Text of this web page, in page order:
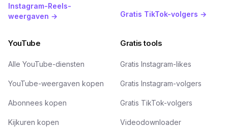
Instagram-Reels-
weergaven →
Gratis TikTok-volgers →
YouTube
Alle YouTube-diensten
YouTube-weergaven kopen
Abonnees kopen
Kijkuren kopen
Gratis tools
Gratis Instagram-likes
Gratis Instagram-volgers
Gratis TikTok-volgers
Videodownloader